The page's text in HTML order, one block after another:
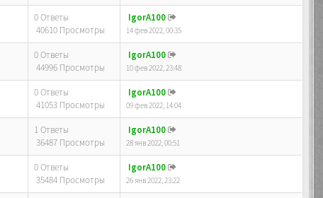
0 Ответы
40610 Просмотры
IgorA100
14 фев 2022, 00:35
0 Ответы
44996 Просмотры
IgorA100
10 фев 2022, 23:48
0 Ответы
41053 Просмотры
IgorA100
09 фев 2022, 14:04
1 Ответы
36487 Просмотры
IgorA100
28 янв 2022, 00:51
0 Ответы
35484 Просмотры
IgorA100
26 янв 2022, 23:22